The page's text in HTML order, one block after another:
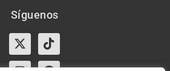
Síguenos
X-
twitter
Tiktok
InstagramFacebook